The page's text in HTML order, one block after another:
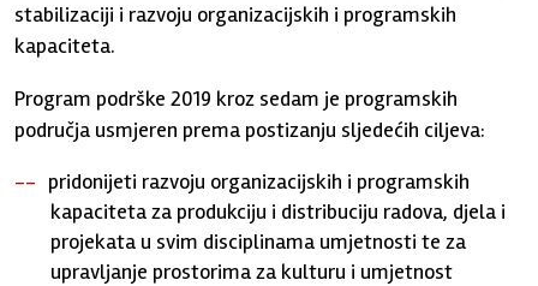
stabilizaciji i razvoju organizacijskih i programskih
kapaciteta.
Program podrške 2019 kroz sedam je programskih
područja usmjeren prema postizanju sljedećih ciljeva:
pridonijeti razvoju organizacijskih i programskih
kapaciteta za produkciju i distribuciju radova, djela i
projekata u svim disciplinama umjetnosti te za
upravljanje prostorima za kulturu i umjetnost